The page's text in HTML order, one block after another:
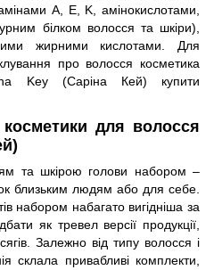
A, E, K, амінокислотами,
білком волосся та шкіри),
жирними кислотами. Для
про волосся косметика
Key (Саріна Кей) купити
для волосся
та шкірою голови набором –
близьким людям або для себе.
набором набагато вигідніша за
як тревел версії продукції,
Залежно від типу волосся і
склала привабливі комплекти,